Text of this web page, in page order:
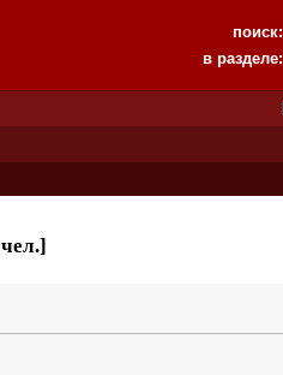
поиск:
в разделе: